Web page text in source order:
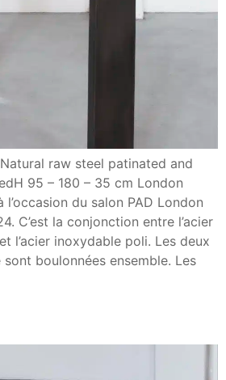
raw steel patinated and
95 – 180 – 35 cm London
du salon PAD London
C’est la conjonction entre l’acier
l’acier inoxydable poli. Les deux
boulonnées ensemble. Les